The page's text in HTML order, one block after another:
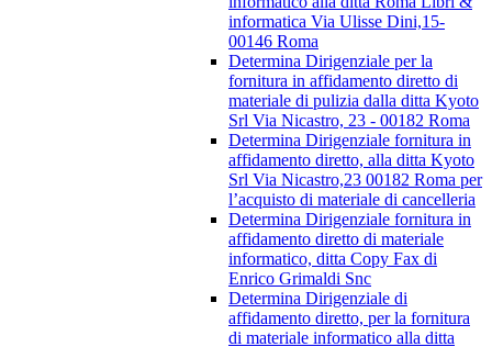
informatica Via Ulisse Dini,15-
00146 Roma
Determina Dirigenziale per la
fornitura in affidamento diretto di
materiale di pulizia dalla ditta Kyoto
Srl Via Nicastro, 23 - 00182 Roma
Determina Dirigenziale fornitura in
affidamento diretto, alla ditta Kyoto
Srl Via Nicastro,23 00182 Roma per
l’acquisto di materiale di cancelleria
Determina Dirigenziale fornitura in
affidamento diretto di materiale
informatico, ditta Copy Fax di
Enrico Grimaldi Snc
Determina Dirigenziale di
affidamento diretto, per la fornitura
di materiale informatico alla ditta